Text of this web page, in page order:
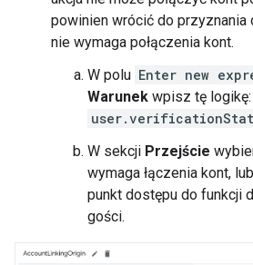
powinien wrócić do przyznania
nie wymaga połączenia kont.
W polu Enter new
Warunek wpisz tę logikę:
W sekcji Przejście
wymaga łączenia kont,
punkt dostępu do funkcji
gości.